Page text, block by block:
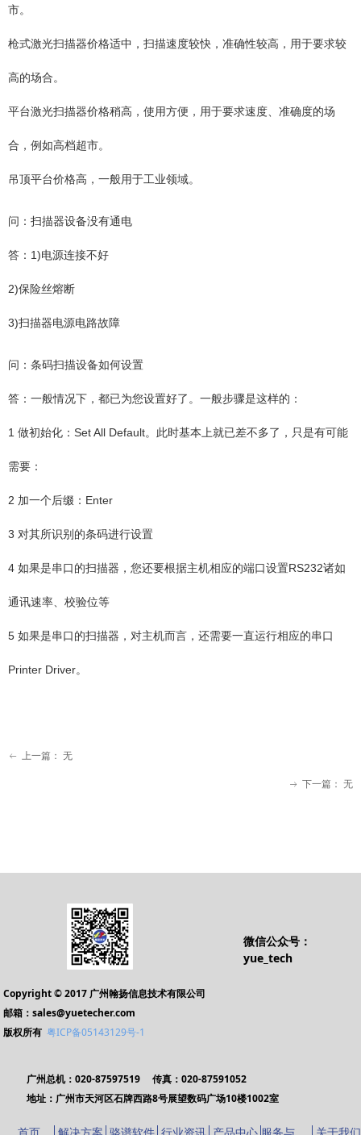
市。
枪式激光扫描器价格适中，扫描速度较快，准确性较高，用于要求较
高的场合。
平台激光扫描器价格稍高，使用方便，用于要求速度、准确度的场
合，例如高档超市。
吊顶平台价格高，一般用于工业领域。
问：扫描器设备没有通电
答：1)电源连接不好
2)保险丝熔断
3)扫描器电源电路故障
问：条码扫描设备如何设置
答：一般情况下，都已为您设置好了。一般步骤是这样的：
1 做初始化：Set All Default。此时基本上就已差不多了，只是有可能
需要：
2 加一个后缀：Enter
3 对其所识别的条码进行设置
4 如果是串口的扫描器，您还要根据主机相应的端口设置RS232诸如
通讯速率、校验位等
5 如果是串口的扫描器，对主机而言，还需要一直运行相应的串口
Printer Driver。
ꂃ 上一篇： 无
ꁹ 下一篇： 无
微信公众号：
yue_tech
Copyright © 2017 广州翰扬信息技术有限公司
邮箱：sales@yuetecher.com
版权所有 粤ICP备05143129号-1
广州总机：020-87597519 传真：020-87591052
地址：广州市天河区石牌西路8号展望数码广场10楼1002室